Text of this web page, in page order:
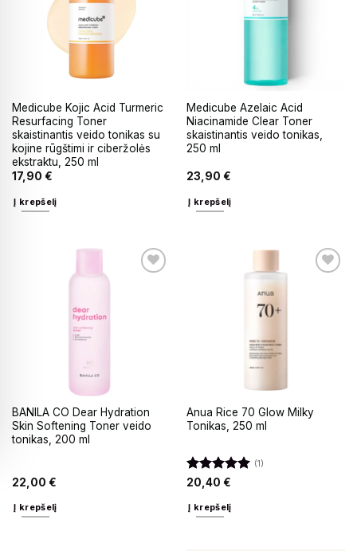
Medicube Kojic Acid Turmeric
Resurfacing Toner
skaistinantis veido tonikas su
kojine rūgštimi ir ciberžolės
ekstraktu, 250 ml
17,90 €
Į krepšelį
Medicube Azelaic Acid
Niacinamide Clear Toner
skaistinantis veido tonikas,
250 ml
23,90 €
Į krepšelį
BANILA CO Dear Hydration
Skin Softening Toner veido
tonikas, 200 ml
22,00 €
Į krepšelį
Anua Rice 70 Glow Milky
Tonikas, 250 ml
Įvertinimas:
(1)
20,40 €
Į krepšelį